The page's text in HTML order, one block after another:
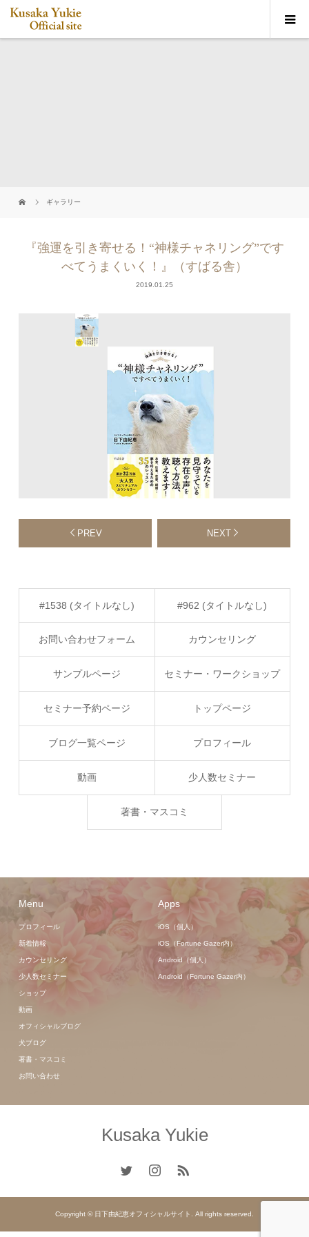
ギャラリー
『強運を引き寄せる！“神様チャネリング”です
べてうまくいく！』（すばる舎）
2019.01.25
PREV NEXT
#1538 (タイトルなし) #962 (タイトルなし)
お問い合わせフォーム カウンセリング
サンプルページ セミナー・ワークショップ
セミナー予約ページ トップページ
ブログ一覧ページ プロフィール
動画 少人数セミナー
著書・マスコミ
Menu
プロフィール
新着情報
カウンセリング
少人数セミナー
ショップ
動画
オフィシャルブログ
犬ブログ
著書・マスコミ
お問い合わせ
Apps
iOS（個人）
iOS（Fortune Gazer内）
Android（個人）
Android（Fortune Gazer内）
Kusaka Yukie
Copyright © 日下由紀恵オフィシャルサイト. All rights reserved.